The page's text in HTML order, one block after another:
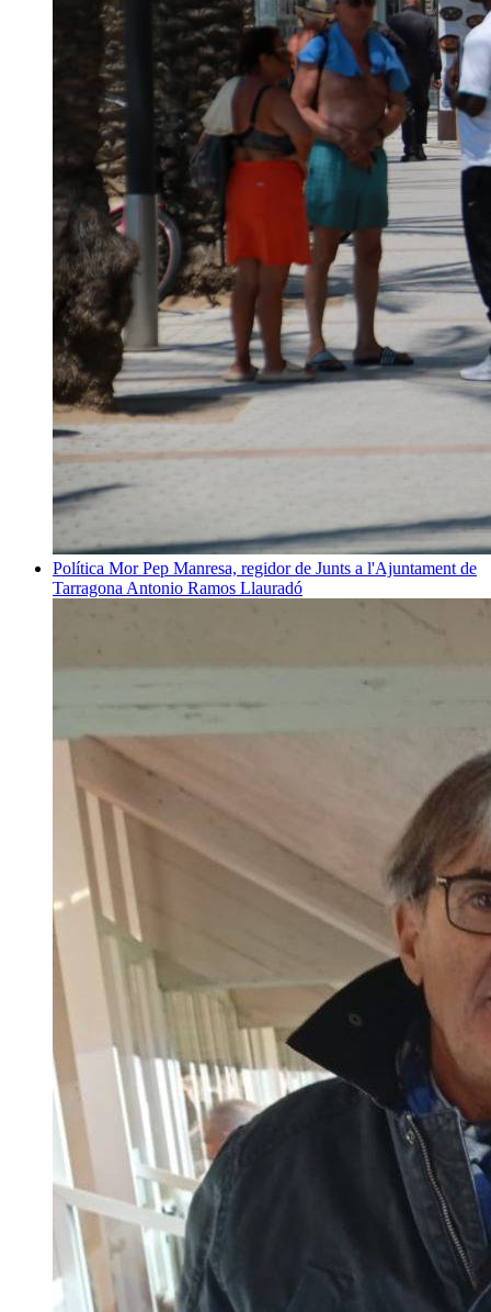
Política Mor Pep Manresa, regidor de Junts a l'Ajuntament de
Tarragona Antonio Ramos Llauradó